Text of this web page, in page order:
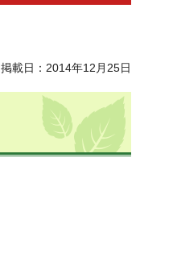
掲載日：2014年12月25日